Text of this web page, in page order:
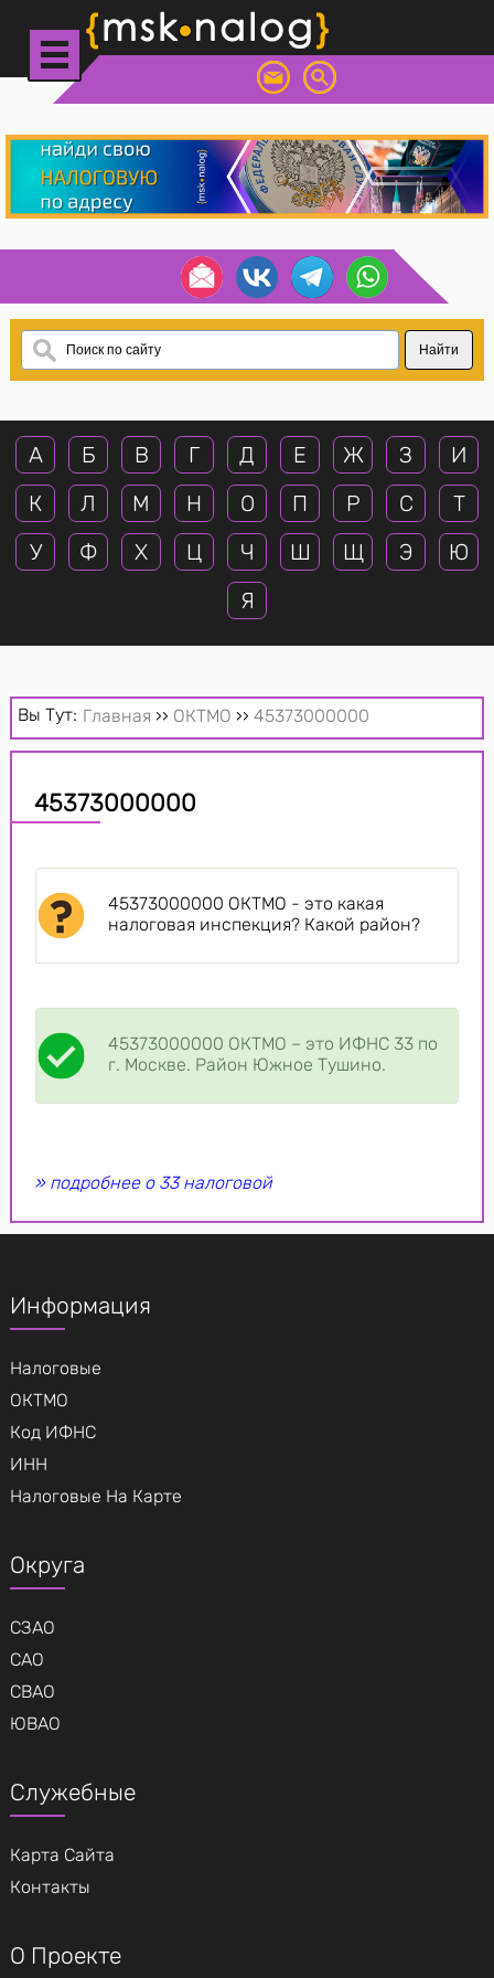
А Б В Г Д Е Ж З
И
К
Л М Н О П Р С
Т
У
Ф Х Ц Ч Ш Щ Э
Ю
Я
Вы Тут: Главная ›› ОКТМО ›› 45373000000
45373000000
45373000000 ОКТМО - это какая
налоговая инспекция? Какой район?
45373000000 ОКТМО – это ИФНС 33 по
г. Москве. Район Южное Тушино.
» подробнее о 33 налоговой
Информация
Налоговые
ОКТМО
Код ИФНС
ИНН
Налоговые На Карте
Округа
СЗАО
САО
СВАО
ЮВАО
Служебные
Карта Сайта
Контакты
О Проекте